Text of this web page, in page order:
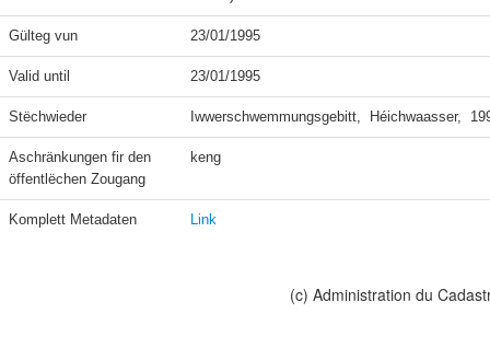
Gülteg vun 23/01/1995
Valid until 23/01/1995
Stëchwieder Iwwerschwemmungsgebitt,  Héichwaasser,
Aschränkungen fir den
öffentlëchen Zougang
keng
Komplett Metadaten Link
(c) Administration du